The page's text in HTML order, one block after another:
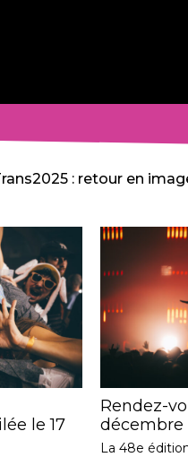
: retour en
le 17
Rendez-
décembre
La 48e